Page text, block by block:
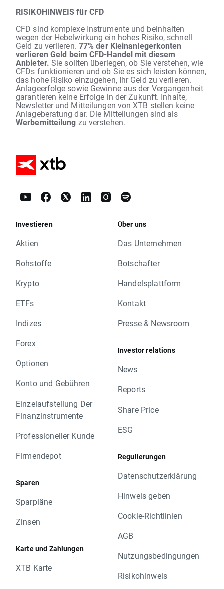
RISIKOHINWEIS für CFD
CFD sind komplexe Instrumente und beinhalten
wegen der Hebelwirkung ein hohes Risiko, schnell
Geld zu verlieren. 77% der Kleinanlegerkonten
verlieren Geld beim CFD-Handel mit diesem
Anbieter. Sie sollten überlegen, ob Sie verstehen, wie
CFDs funktionieren und ob Sie es sich leisten können,
das hohe Risiko einzugehen, Ihr Geld zu verlieren.
Anlageerfolge sowie Gewinne aus der Vergangenheit
garantieren keine Erfolge in der Zukunft. Inhalte,
Newsletter und Mitteilungen von XTB stellen keine
Anlageberatung dar. Die Mitteilungen sind als
Werbemitteilung zu verstehen.
Investieren
Aktien
Rohstoffe
Krypto
ETFs
Indizes
Forex
Optionen
Konto und Gebühren
Einzelaufstellung Der
Finanzinstrumente
Professioneller Kunde
Firmendepot
Sparen
Sparpläne
Zinsen
Karte und Zahlungen
XTB Karte
Über uns
Das Unternehmen
Botschafter
Handelsplattform
Kontakt
Presse & Newsroom
Investor relations
News
Reports
Share Price
ESG
Regulierungen
Datenschutzerklärung
Hinweis geben
Cookie-Richtlinien
AGB
Nutzungsbedingungen
Risikohinweis